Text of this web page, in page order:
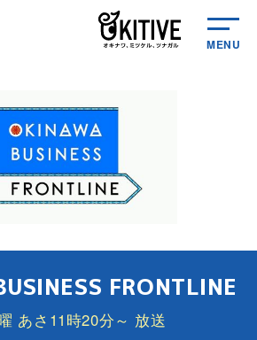
MENU
FRONTLINE
あさ11時20分～ 放送